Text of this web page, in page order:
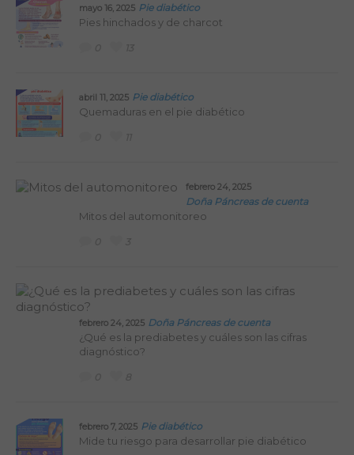
mayo 16, 2025 Pie diabético
Pies hinchados y de charcot
abril 11, 2025 Pie diabético
Quemaduras en el pie diabético
febrero 24, 2025
Doña Páncreas de cuenta
Mitos del automonitoreo
febrero 24, 2025 Doña Páncreas de cuenta
¿Qué es la prediabetes y cuáles son las cifras
diagnóstico?
febrero 7, 2025 Pie diabético
Mide tu riesgo para desarrollar pie diabético